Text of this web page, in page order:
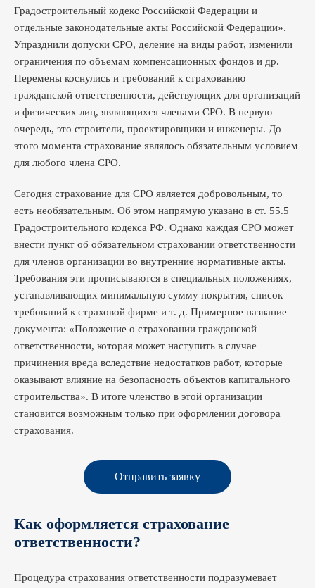
Градостроительный кодекс Российской Федерации и
отдельные законодательные акты Российской Федерации».
Упразднили допуски СРО, деление на виды работ, изменили
ограничения по объемам компенсационных фондов и др.
Перемены коснулись и требований к страхованию
гражданской ответственности, действующих для организаций
и физических лиц, являющихся членами СРО. В первую
очередь, это строители, проектировщики и инженеры. До
этого момента страхование являлось обязательным условием
для любого члена СРО.
Сегодня страхование для СРО является добровольным, то
есть необязательным. Об этом напрямую указано в ст. 55.5
Градостроительного кодекса РФ. Однако каждая СРО может
внести пункт об обязательном страховании ответственности
для членов организации во внутренние нормативные акты.
Требования эти прописываются в специальных положениях,
устанавливающих минимальную сумму покрытия, список
требований к страховой фирме и т. д. Примерное название
документа: «Положение о страховании гражданской
ответственности, которая может наступить в случае
причинения вреда вследствие недостатков работ, которые
оказывают влияние на безопасность объектов капитального
строительства». В итоге членство в этой организации
становится возможным только при оформлении договора
страхования.
Отправить заявку
Как оформляется страхование
ответственности?
Процедура страхования ответственности подразумевает